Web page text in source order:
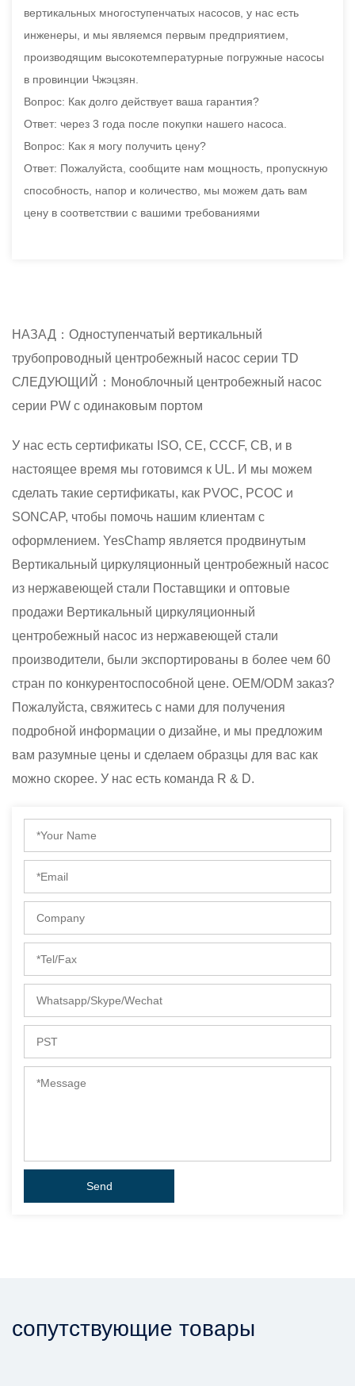
вертикальных многоступенчатых насосов, у нас есть
инженеры, и мы являемся первым предприятием,
производящим высокотемпературные погружные насосы
в провинции Чжэцзян.
Вопрос: Как долго действует ваша гарантия?
Ответ: через 3 года после покупки нашего насоса.
Вопрос: Как я могу получить цену?
Ответ: Пожалуйста, сообщите нам мощность, пропускную
способность, напор и количество, мы можем дать вам
цену в соответствии с вашими требованиями
НАЗАД：Одноступенчатый вертикальный
трубопроводный центробежный насос серии TD
СЛЕДУЮЩИЙ：Моноблочный центробежный насос
серии PW с одинаковым портом
У нас есть сертификаты ISO, CE, CCCF, CB, и в
настоящее время мы готовимся к UL. И мы можем
сделать такие сертификаты, как PVOC, PCOC и
SONCAP, чтобы помочь нашим клиентам с
оформлением. YesChamp является продвинутым
Вертикальный циркуляционный центробежный насос
из нержавеющей стали Поставщики и оптовые
продажи Вертикальный циркуляционный
центробежный насос из нержавеющей стали
производители, были экспортированы в более чем 60
стран по конкурентоспособной цене. OEM/ODM заказ?
Пожалуйста, свяжитесь с нами для получения
подробной информации о дизайне, и мы предложим
вам разумные цены и сделаем образцы для вас как
можно скорее. У нас есть команда R & D.
сопутствующие товары